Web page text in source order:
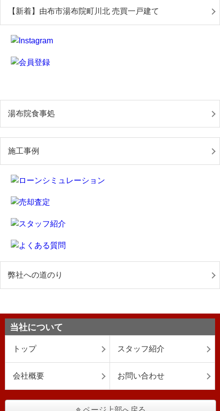
【新着】由布市湯布院町川北 売買一戸建て
湯布院食事処
施工事例
弊社への道のり
当社について
トップ スタッフ紹介
会社概要 お問い合わせ